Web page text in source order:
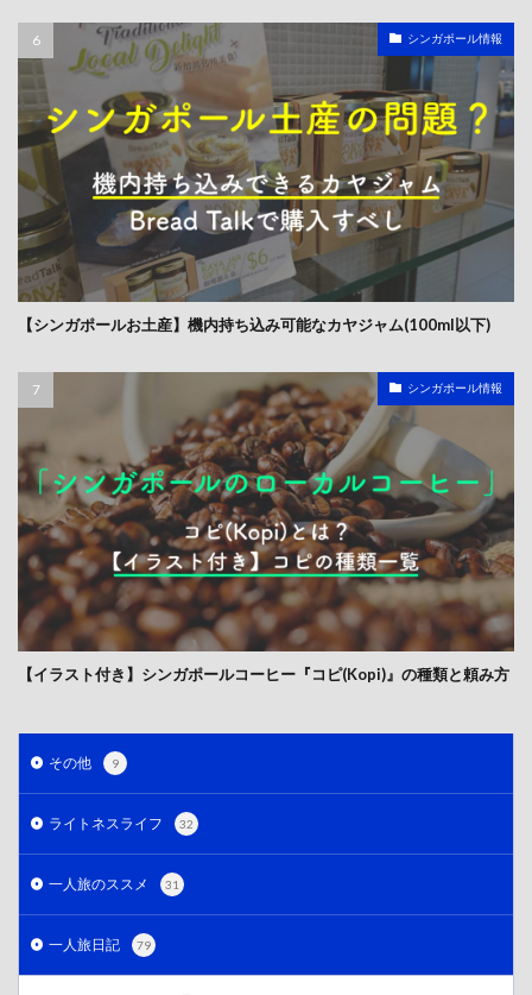
シンガポール情報
【シンガポールお土産】機内持ち込み可能なカヤジャム(100ml以下)
シンガポール情報
【イラスト付き】シンガポールコーヒー『コピ(Kopi)』の種類と頼み方
その他 9
ライトネスライフ 32
一人旅のススメ 31
一人旅日記 79